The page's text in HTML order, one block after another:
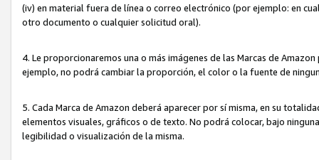
(iv) en material fuera de línea o correo electrónico (por ejemplo: en
otro documento o cualquier solicitud oral).
4. Le proporcionaremos una o más imágenes de las Marcas de
ejemplo, no podrá cambiar la proporción, el color o la fuente de
5. Cada Marca de Amazon deberá aparecer por sí misma, en su
elementos visuales, gráficos o de texto. No podrá colocar, bajo
legibilidad o visualización de la misma.